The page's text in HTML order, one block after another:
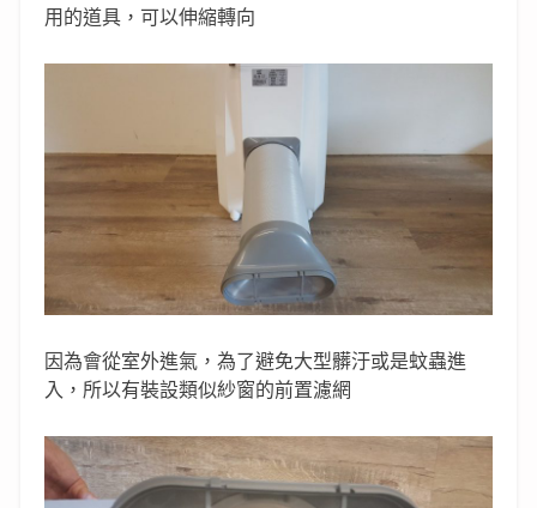
用的道具，可以伸縮轉向
因為會從室外進氣，為了避免大型髒汙或是蚊蟲進
入，所以有裝設類似紗窗的前置濾網